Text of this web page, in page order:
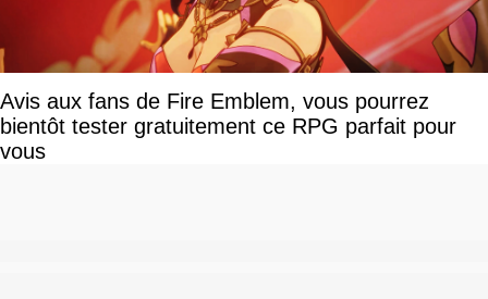
Avis aux fans de Fire Emblem, vous pourrez
bientôt tester gratuitement ce RPG parfait pour
vous